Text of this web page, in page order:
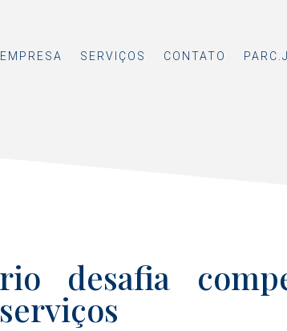
EMPRESA SERVIÇOS CONTATO
desafia